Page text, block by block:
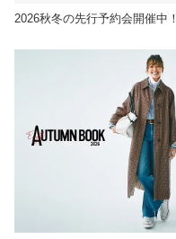
2026秋冬の先行予約会開催中！